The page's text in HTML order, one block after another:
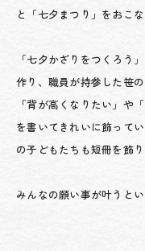
と「七夕まつり」をおこな
「七夕かざりをつくろう
作り、職員が持参した笹
「背が高くなりたい」や
を書いてきれいに飾って
の子どもたちも短冊を飾
みんなの願い事が叶うとい